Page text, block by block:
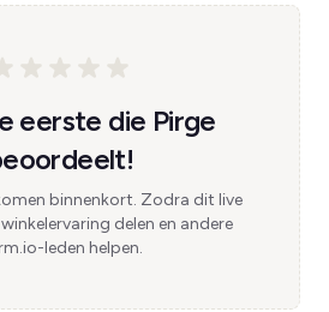
eerste die Pirge
binnenkort. Zodra dit live
delen en andere
leden helpen.